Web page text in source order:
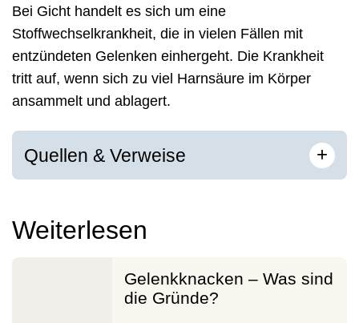
Bei Gicht handelt es sich um eine
Stoffwechselkrankheit, die in vielen Fällen mit
entzündeten Gelenken einhergeht. Die Krankheit
tritt auf, wenn sich zu viel Harnsäure im Körper
ansammelt und ablagert.
Quellen & Verweise +
Weiterlesen
Gelenkknacken – Was sind
die Gründe?